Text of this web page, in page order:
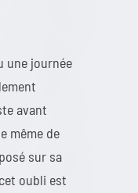
une journée
avant
même de
sur sa
oubli est